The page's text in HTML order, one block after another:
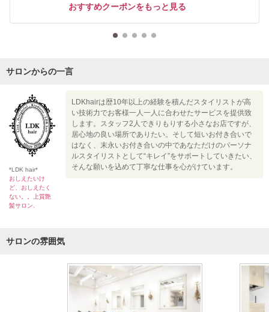
おすすめクーポンをもっと見る
サロンからの一言
*LDK hair*
おしえたいけ
ど、おしえたく
ない。。上質艶
髪サロン.
LDKhairは歴10年以上の経験を積んだスタイリストが高
い技術力でお客様一人一人に合わせたサービスを提供致
します。スタッフ2人できりもりする小さなお店ですが、
居心地の良い場所でありたい。そして短いお付き合いで
はなく、末永いお付き合いの中であなただけのパーソナ
ルスタイリストとして“キレイ”をサポートしていきたい、
そんな願いを込めて丁寧な仕事を心がけています。
サロンの雰囲気